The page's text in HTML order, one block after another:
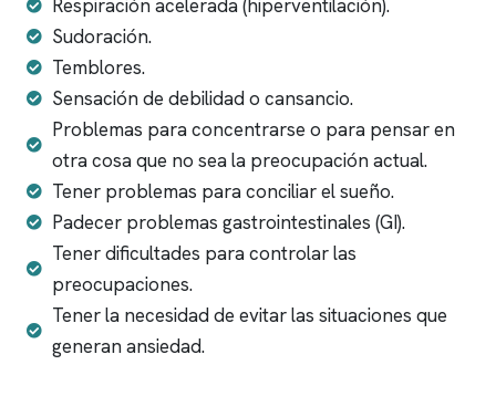
Respiración acelerada (hiperventilación).
Sudoración.
Temblores.
Sensación de debilidad o cansancio.
Problemas para concentrarse o para pensar en
otra cosa que no sea la preocupación actual.
Tener problemas para conciliar el sueño.
Padecer problemas gastrointestinales (GI).
Tener dificultades para controlar las
preocupaciones.
Tener la necesidad de evitar las situaciones que
generan ansiedad.